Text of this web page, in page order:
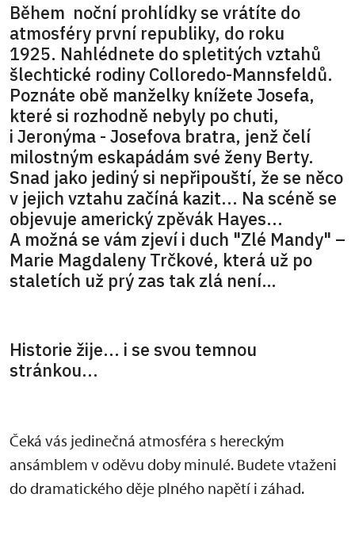
Během noční prohlídky se vrátíte do
atmosféry první republiky, do roku
1925. Nahlédnete do spletitých vztahů
šlechtické rodiny Colloredo-Mannsfeldů.
Poznáte obě manželky knížete Josefa,
které si rozhodně nebyly po chuti,
i Jeronýma - Josefova bratra, jenž čelí
milostným eskapádám své ženy Berty.
Snad jako jediný si nepřipouští, že se něco
v jejich vztahu začíná kazit... Na scéně se
objevuje americký zpěvák Hayes...
A možná se vám zjeví i duch "Zlé Mandy" –
Marie Magdaleny Trčkové, která už po
staletích už prý zas tak zlá není…
Historie žije... i se svou temnou
stránkou...
Čeká vás jedinečná atmosféra s hereckým
ansámblem v oděvu doby minulé. Budete vtaženi
do dramatického děje plného napětí i záhad.